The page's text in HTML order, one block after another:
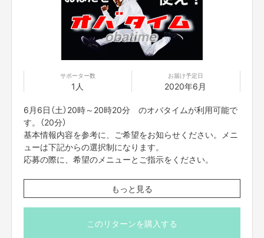
＊事前にzoomのダウンロードをお願いいたします。当日
は、ネット環境の良い場所にいてください。
zoomのアドレスですが、前々日中にはお送りをさせて
頂きます。
また、プロジェクト本文の末尾に記載されている【ご支
援にあたってのご注意事項】を必ずご一読ください。
サポーター数
1人
お届け予定日
2020年6月
6月6日（土）20時～20時20分 のオバタイムが利用可能で
す。（20分）
基本情報内容を参考に、ご希望をお知らせください。メニ
ューは下記からの選択制になります。
応募の際に、希望のメニューとご指示をください。
【メニュー】
・カスタムものまねショー
（あなたがやってほしいものまねを組み合わせてものまね
ショーをします。）
もっと見る
このリターンを購入する